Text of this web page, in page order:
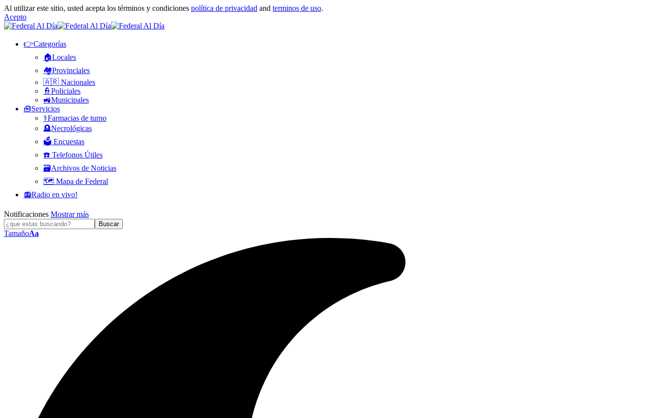
Al utilizar este sitio, usted acepta los términos y condiciones política de privacidad and terminos de uso.
Acepto
👉Categorías
🏠Locales
🏘️Provinciales
🇦🇷 Nacionales
👮Policiales
🚜Municipales
🧰Servicios
⚕️Farmacias de turno
🪦Necrológicas
🗳️ Encuestas
☎️ Telefonos Útiles
🗃️Archivos de Noticias
🗺️ Mapa de Federal
📻Radio en vivo!
Notificaciones Mostrar más
TamañoAa